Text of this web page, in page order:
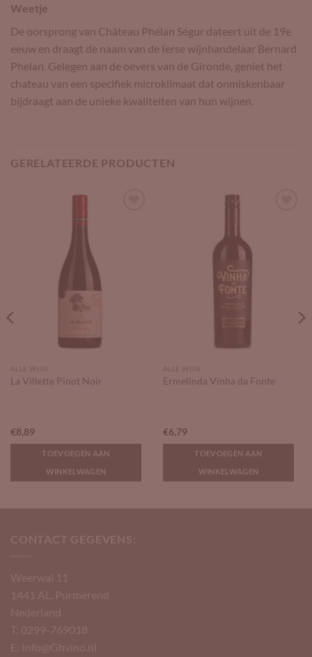
Weetje
De oorsprong van Château Phélan Ségur dateert uit de 19e
eeuw en draagt de naam van de Ierse wijnhandelaar Bernard
Phelan. Gelegen aan de oevers van de Gironde, geniet het
chateau van een specifiek microklimaat dat onmiskenbaar
bijdraagt aan de unieke kwaliteiten van hun wijnen.
GERELATEERDE PRODUCTEN
ALLE WIJN
La Villette Pinot Noir
€8,89
TOEVOEGEN AAN
WINKELWAGEN
ALLE WIJN
Ermelinda Vinha da Fonte
€6,79
TOEVOEGEN AAN
WINKELWAGEN